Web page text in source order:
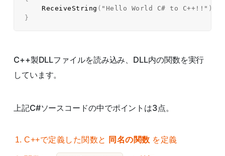
ReceiveString ( "Hello World C# to C++!!" )
}
C++製DLLファイルを読み込み、DLL内の関数を実行
しています。
上記C#ソースコードの中でポイントは3点。
C++で定義した関数と 同名の関数 を定義